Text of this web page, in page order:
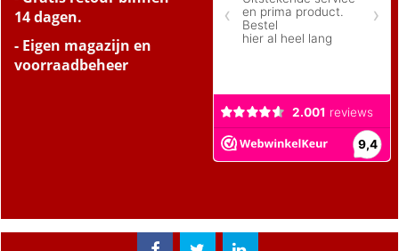
14 dagen.
- Eigen magazijn en
voorraadbeheer